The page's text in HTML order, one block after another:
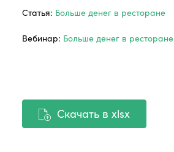
Статья: Больше денег в ресторане
Вебинар: Больше денег в ресторане
Скачать в xlsx